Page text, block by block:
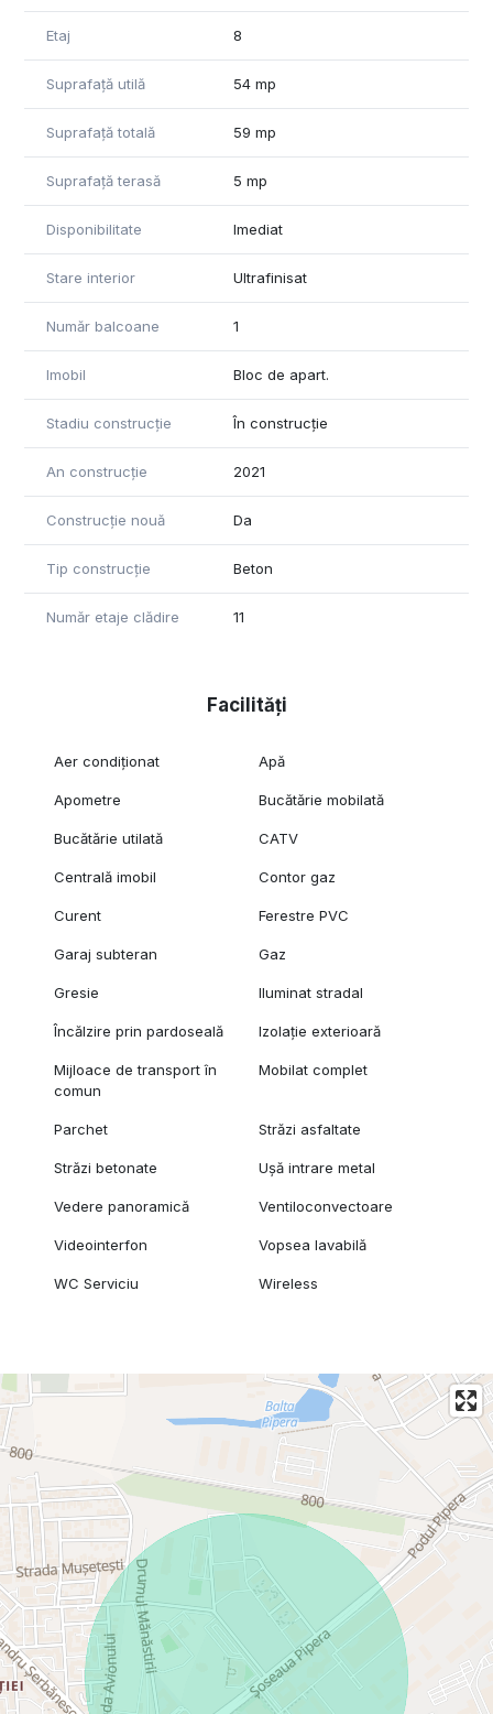
Etaj 8
Suprafață utilă 54 mp
Suprafață totală 59 mp
Suprafață terasă 5 mp
Disponibilitate Imediat
Stare interior Ultrafinisat
Număr balcoane 1
Imobil Bloc de apart.
Stadiu construcție În construcție
An construcție 2021
Construcție nouă Da
Tip construcție Beton
Număr etaje clădire 11
Facilități
Aer condiționat Apă
Apometre Bucătărie mobilată
Bucătărie utilată CATV
Centrală imobil Contor gaz
Curent Ferestre PVC
Garaj subteran Gaz
Gresie Iluminat stradal
Încălzire prin pardoseală Izolație exterioară
Mijloace de transport în
comun
Mobilat complet
Parchet Străzi asfaltate
Străzi betonate Ușă intrare metal
Vedere panoramică Ventiloconvectoare
Videointerfon Vopsea lavabilă
WC Serviciu Wireless